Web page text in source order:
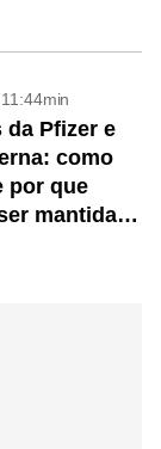
da Pfizer e
como
por que
mantidas